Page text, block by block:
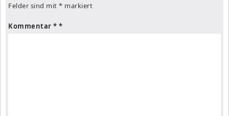
Felder sind mit * markiert
Kommentar *